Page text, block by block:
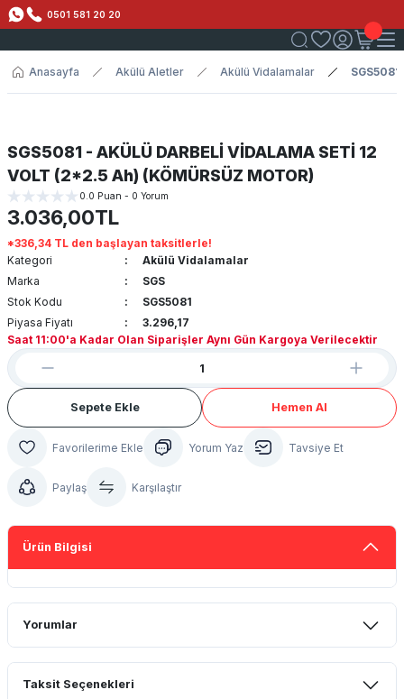
0501 581 20 20
Anasayfa Akülü Aletler Akülü Vidalamalar
SGS5081 - AKÜLÜ DARBELİ VİDALAMA SETİ 12
VOLT (2*2.5 Ah) (KÖMÜRSÜZ MOTOR)
0.0 Puan - 0 Yorum
3.036,00TL
*336,34 TL den başlayan taksitlerle!
Kategori
Akülü Vidalamalar
Marka
SGS
Stok Kodu
SGS5081
Piyasa Fiyatı
3.296,17
Saat 11:00'a Kadar Olan Siparişler Aynı Gün Kargoya Verilecektir
Sepete Ekle Hemen Al
Yorum Yaz Tavsiye Et
Paylaş Karşılaştır
Ürün Bilgisi
Yorumlar
Bu ürüne ilk yorumu siz yapın!
Taksit Seçenekleri